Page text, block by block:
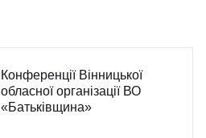
Конференції Вінницької
обласної організації ВО
«Батьківщина»